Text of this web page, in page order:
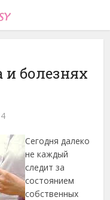
и болезнях
Сегодня далеко
не каждый
следит за
состоянием
собственных